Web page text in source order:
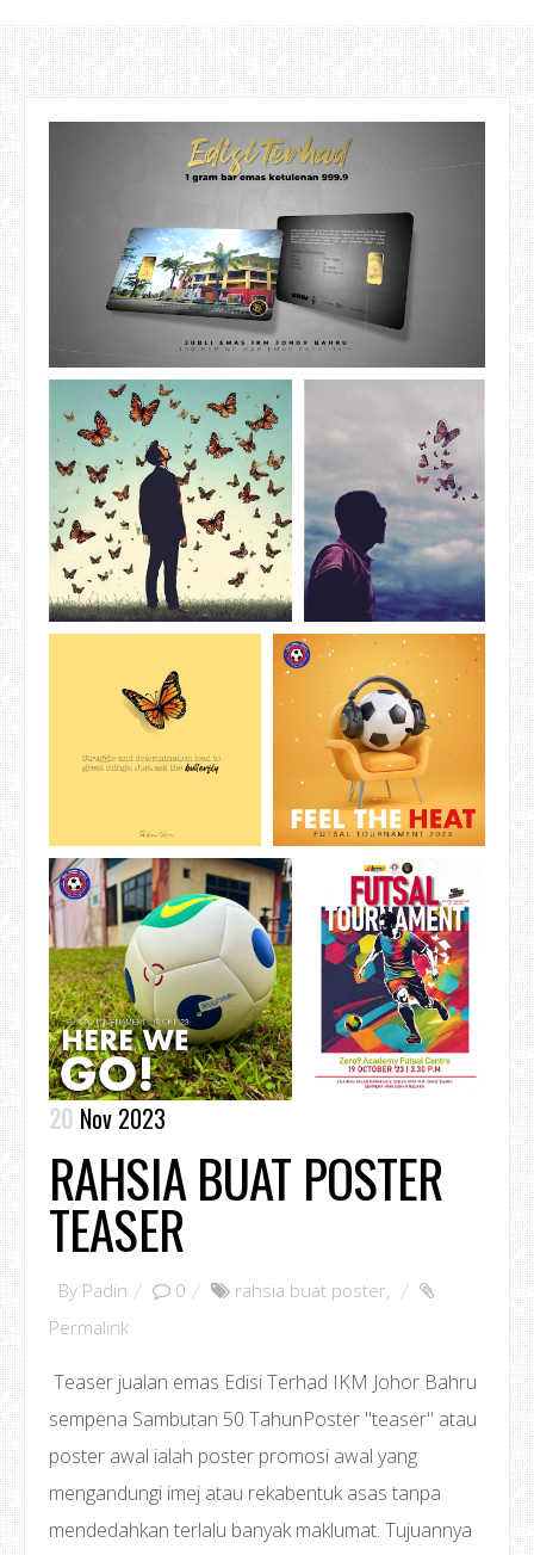
20 Nov 2023
RAHSIA BUAT POSTER
TEASER
By Padin 0 rahsia buat poster,
Permalink
Teaser jualan emas Edisi Terhad IKM Johor Bahru
sempena Sambutan 50 TahunPoster "teaser" atau
poster awal ialah poster promosi awal yang
mengandungi imej atau rekabentuk asas tanpa
mendedahkan terlalu banyak maklumat. Tujuannya